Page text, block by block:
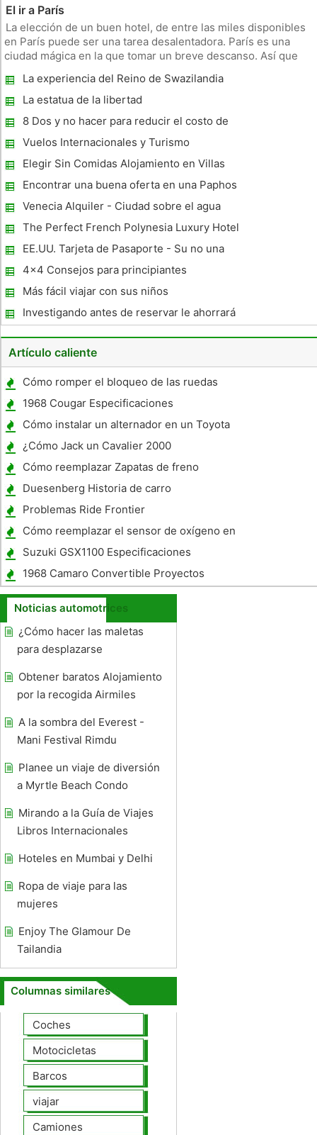
El ir a París
La elección de un buen hotel, de entre las miles disponibles
en París puede ser una tarea desalentadora. París es una
ciudad mágica en la que tomar un breve descanso. Así que
que tienes en contra de la importancia de tener un buen
tiempo.
La experiencia del Reino de Swazilandia
Hermosa
La estatua de la libertad
8 Dos y no hacer para reducir el costo de
sus vacaciones
Vuelos Internacionales y Turismo
Elegir Sin Comidas Alojamiento en Villas
Austria en vez de Hoteles
Encontrar una buena oferta en una Paphos
Casa
Venecia Alquiler - Ciudad sobre el agua
The Perfect French Polynesia Luxury Hotel
es el Pacific Island Resort de Te Tiare
Beach en la isla de Tahití de Huahine
EE.UU. Tarjeta de Pasaporte - Su no una
cosa difícil de hacer
4x4 Consejos para principiantes
Más fácil viajar con sus niños
Investigando antes de reservar le ahorrará
un montón de dinero en sus vacaciones
Vegas
Artículo caliente
Cómo romper el bloqueo de las ruedas
1968 Cougar Especificaciones
Cómo instalar un alternador en un Toyota
Corolla 2003
¿Cómo Jack un Cavalier 2000
Cómo reemplazar Zapatas de freno
delantero en una vespa china
Duesenberg Historia de carro
Problemas Ride Frontier
Cómo reemplazar el sensor de oxígeno en
un Mazda Miata
Suzuki GSX1100 Especificaciones
1968 Camaro Convertible Proyectos
Noticias automotrices
¿Cómo hacer las maletas
para desplazarse
Obtener baratos Alojamiento
por la recogida Airmiles
A la sombra del Everest -
Mani Festival Rimdu
Planee un viaje de diversión
a Myrtle Beach Condo
Mirando a la Guía de Viajes
Libros Internacionales
Hoteles en Mumbai y Delhi
Ropa de viaje para las
mujeres
Enjoy The Glamour De
Tailandia
Columnas similares
Coches
Motocicletas
Barcos
viajar
Camiones